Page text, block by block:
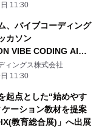
11:30
、バイブコーディング
カソン
VIBE CODING AI
ィングス株式会社
11:30
起点とした“始めやす
ーション教材を提案
教育総合展)」へ出展